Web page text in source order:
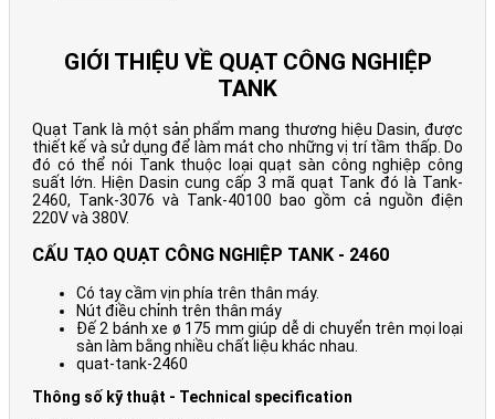
GIỚI THIỆU VỀ QUẠT CÔNG NGHIỆP
TANK
Quạt Tank là một sản phẩm mang thương hiệu Dasin, được
thiết kế và sử dụng để làm mát cho những vị trí tầm thấp. Do
đó có thể nói Tank thuộc loại quạt sàn công nghiệp công
suất lớn. Hiện Dasin cung cấp 3 mã quạt Tank đó là Tank-
2460, Tank-3076 và Tank-40100 bao gồm cả nguồn điện
220V và 380V.
CẤU TẠO QUẠT CÔNG NGHIỆP TANK - 2460
Có tay cầm vịn phía trên thân máy.
Nút điều chỉnh trên thân máy
Đế 2 bánh xe ø 175 mm giúp dễ di chuyển trên mọi loại
sàn làm bằng nhiều chất liệu khác nhau.
quat-tank-2460
Thông số kỹ thuật - Technical specification